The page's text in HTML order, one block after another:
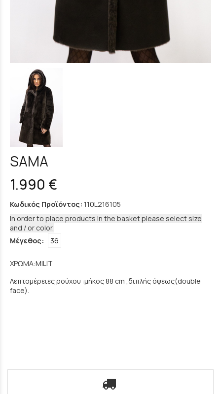
SAMA
1.990 €
Κωδικός Προϊόντος: 110L216105
In order to place products in the basket please select size
and / or color.
Μέγεθος:
36
ΧΡΩΜΑ:MILIT
Λεπτομέρειες ρούχου :μήκος 88 cm ,διπλής όψεως(double
face).